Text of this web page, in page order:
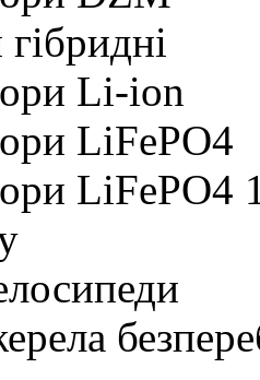
Li-ion
LiFePO4
LiFePO4